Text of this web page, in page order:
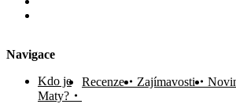
Navigace
Kdo je
Maty?
Recenze Zajímavosti